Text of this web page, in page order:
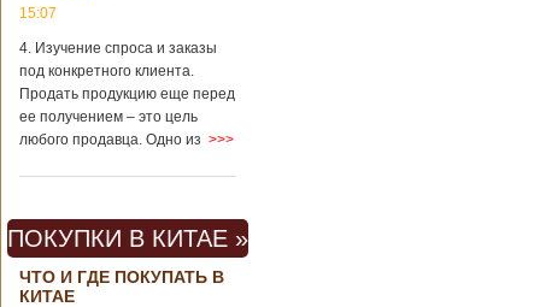
15:07
4. Изучение спроса и заказы
под конкретного клиента.
Продать продукцию еще перед
ее получением – это цель
любого продавца. Одно из >>>
ПОКУПКИ В КИТАЕ »
ЧТО И ГДЕ ПОКУПАТЬ В
КИТАЕ